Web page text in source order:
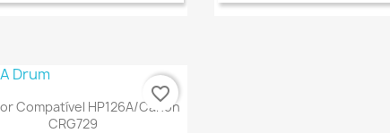
Ver+
Compatível HP126A/Canon
CRG729
favorite_border